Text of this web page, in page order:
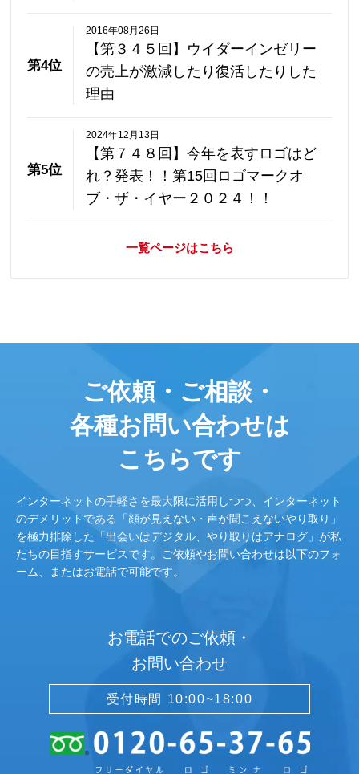
第4位
2016年08月26日
【第３４５回】ウイダーインゼリー
の売上が激減したり復活したりした
理由
第5位
2024年12月13日
【第７４８回】今年を表すロゴはど
れ？発表！！第15回ロゴマークオ
ブ・ザ・イヤー２０２４！！
一覧ページはこちら
ご依頼・ご相談・
各種お問い合わせは
こちらです
インターネットの手軽さを最大限に活用しつつ、インターネット
のデメリットである「顔が見えない・声が聞こえないやり取り」
を極力排除した「出会いはデジタル、やり取りはアナログ」が私
たちの目指すサービスです。ご依頼やお問い合わせは以下のフォ
ーム、またはお電話で可能です。
お電話でのご依頼・
お問い合わせ
受付時間 10:00~18:00